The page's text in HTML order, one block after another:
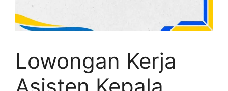
Lowongan Kerja